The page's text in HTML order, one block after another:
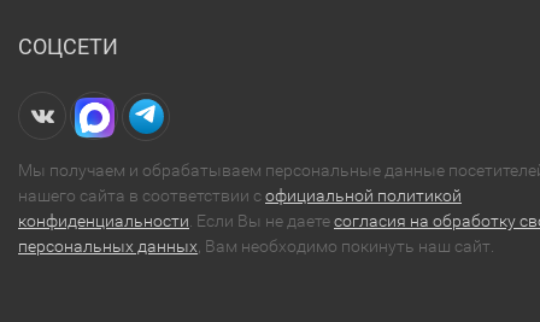
СОЦСЕТИ
Мы получаем и обрабатываем персональные данные
нашего сайта в соответствии софициальной политикой
конфиденциальности . Если Вы не даетесогласия на обработку
персональных данных , Вам необходимо покинуть наш сайт.